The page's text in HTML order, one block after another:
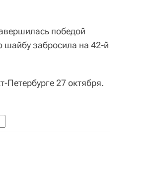
победой
шайбу забросила на 42-й
27 октября.